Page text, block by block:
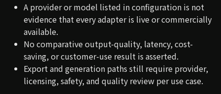
A provider or model listed in configuration is not
evidence that every adapter is live or commercially
available.
No comparative output-quality, latency, cost-
saving, or customer-use result is asserted.
Export and generation paths still require provider,
licensing, safety, and quality review per use case.